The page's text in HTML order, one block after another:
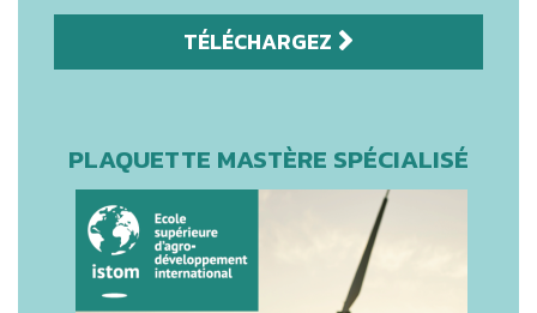
TÉLÉCHARGEZ
PLAQUETTE MASTÈRE SPÉCIALISÉ